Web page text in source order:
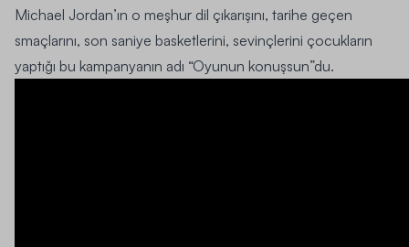
Michael Jordan’ın o meşhur dil çıkarışını, tarihe geçen
smaçlarını, son saniye basketlerini, sevinçlerini çocukların
yaptığı bu kampanyanın adı “Oyunun konuşsun”du.